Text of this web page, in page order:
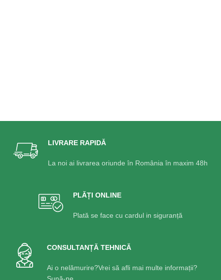
LIVRARE RAPIDĂ
La noi ai livrarea oriunde în România în maxim 48h
PLĂȚI ONLINE
Plată se face cu cardul in siguranță
CONSULTANȚĂ TEHNICĂ
Ai o nelămurire?Vrei să afli mai multe informații?